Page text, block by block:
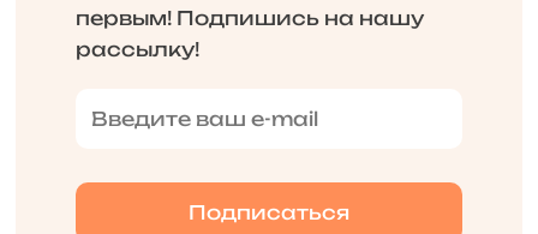
первым! Подпишись на нашу
рассылку!